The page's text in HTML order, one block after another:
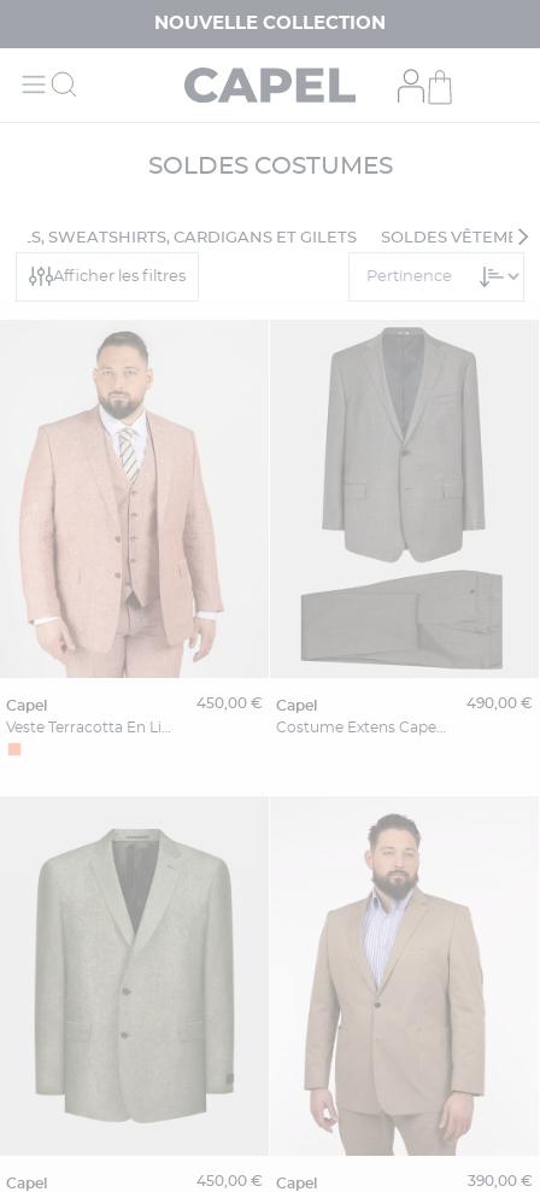
NOUVELLE COLLECTION
SOLDES COSTUMES
SWEATSHIRTS, CARDIGANS ET GILETS SOLDES
Afficher les filtres
capel
450,00 €
capel
490,00 €
capel
450,00 €
capel
390,00 €